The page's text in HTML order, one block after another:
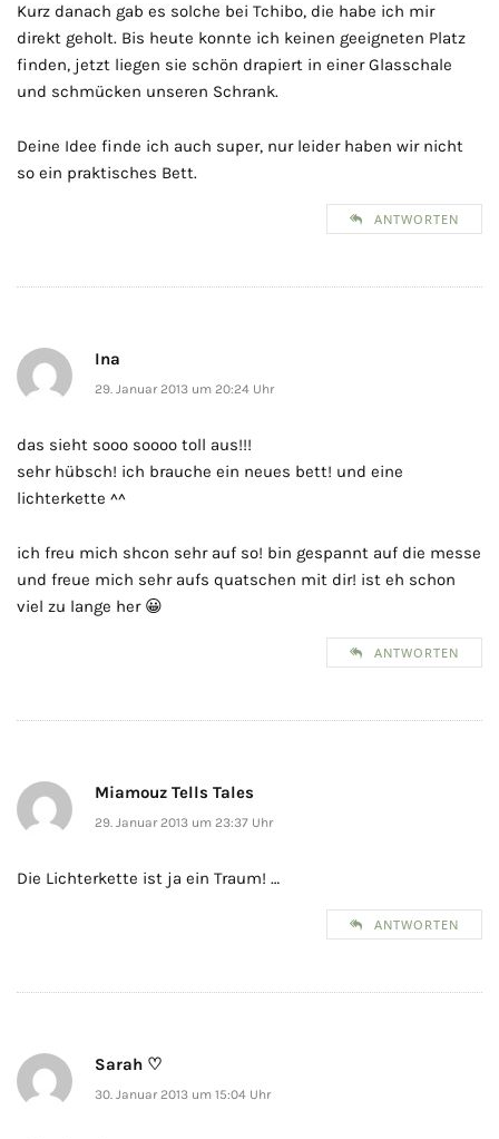
Kurz danach gab es solche bei Tchibo, die habe ich mir
direkt geholt. Bis heute konnte ich keinen geeigneten Platz
finden, jetzt liegen sie schön drapiert in einer Glasschale
und schmücken unseren Schrank.
Deine Idee finde ich auch super, nur leider haben wir nicht
so ein praktisches Bett.
ANTWORTEN
Ina
29. Januar 2013 um 20:24 Uhr
das sieht sooo soooo toll aus!!!
sehr hübsch! ich brauche ein neues bett! und eine
lichterkette ^^
ich freu mich shcon sehr auf so! bin gespannt auf die messe
und freue mich sehr aufs quatschen mit dir! ist eh schon
viel zu lange her 😀
ANTWORTEN
Miamouz Tells Tales
29. Januar 2013 um 23:37 Uhr
Die Lichterkette ist ja ein Traum! …
ANTWORTEN
Sarah ♡
30. Januar 2013 um 15:04 Uhr